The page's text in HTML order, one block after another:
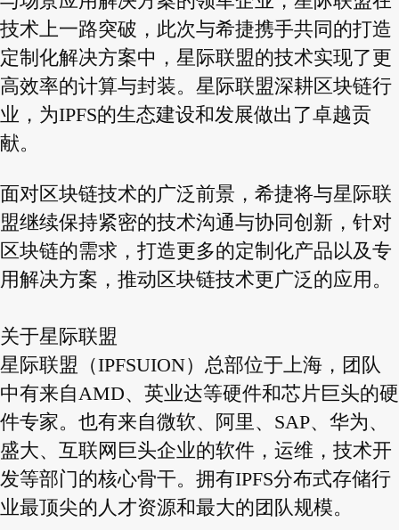
技术上一路突破，此次与希捷携手共同的打造
定制化解决方案中，星际联盟的技术实现了更
高效率的计算与封装。星际联盟深耕区块链行
业，为IPFS的生态建设和发展做出了卓越贡
献。
面对区块链技术的广泛前景，希捷将与星际联
盟继续保持紧密的技术沟通与协同创新，针对
区块链的需求，打造更多的定制化产品以及专
用解决方案，推动区块链技术更广泛的应用。
关于星际联盟
星际联盟（IPFSUION）总部位于上海，团队
中有来自AMD、英业达等硬件和芯片巨头的硬
件专家。也有来自微软、阿里、SAP、华为、
盛大、互联网巨头企业的软件，运维，技术开
发等部门的核心骨干。拥有IPFS分布式存储行
业最顶尖的人才资源和最大的团队规模。